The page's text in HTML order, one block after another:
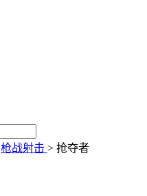
枪战射击 > 抢夺者